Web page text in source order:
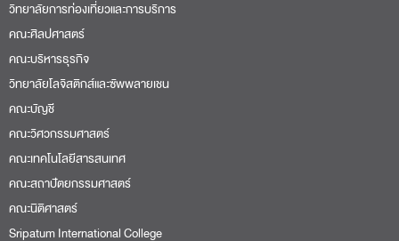
วิทยาลัยการท่องเที่ยวและการบริการ
คณะศิลปศาสตร์
คณะบริหารธุรกิจ
วิทยาลัยโลจิสติกส์และซัพพลายเชน
คณะบัญชี
คณะวิศวกรรมศาสตร์
คณะเทคโนโลยีสารสนเทศ
คณะสถาปัตยกรรมศาสตร์
คณะนิติศาสตร์
Sripatum International College